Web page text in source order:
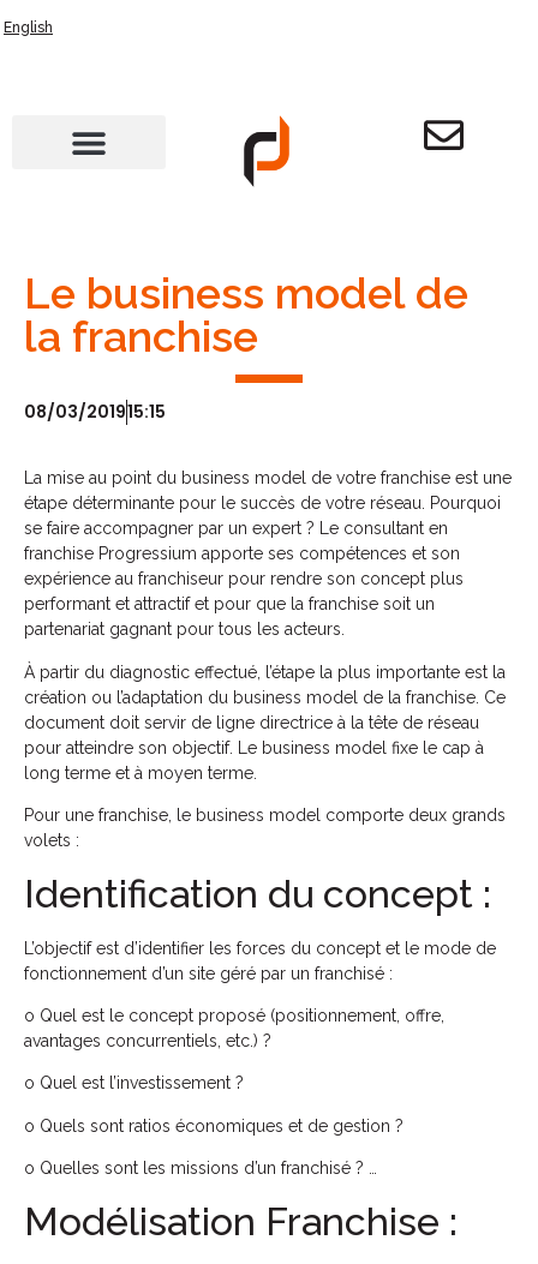
English
Le business model de
la franchise
08/03/201915:15
La mise au point du business model de votre franchise est une
étape déterminante pour le succès de votre réseau. Pourquoi
se faire accompagner par un expert ? Le consultant en
franchise Progressium apporte ses compétences et son
expérience au franchiseur pour rendre son concept plus
performant et attractif et pour que la franchise soit un
partenariat gagnant pour tous les acteurs.
À partir du diagnostic effectué, l’étape la plus importante est la
création ou l’adaptation du business model de la franchise. Ce
document doit servir de ligne directrice à la tête de réseau
pour atteindre son objectif. Le business model fixe le cap à
long terme et à moyen terme.
Pour une franchise, le business model comporte deux grands
volets :
Identification du concept :
L’objectif est d’identifier les forces du concept et le mode de
fonctionnement d’un site géré par un franchisé :
o Quel est le concept proposé (positionnement, offre,
avantages concurrentiels, etc.) ?
o Quel est l’investissement ?
o Quels sont ratios économiques et de gestion ?
o Quelles sont les missions d’un franchisé ? …
Modélisation Franchise :